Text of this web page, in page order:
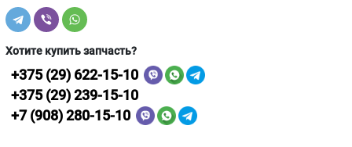
Хотите купить запчасть?
+375 (29) 622-15-10
+375 (29) 239-15-10
+7 (908) 280-15-10